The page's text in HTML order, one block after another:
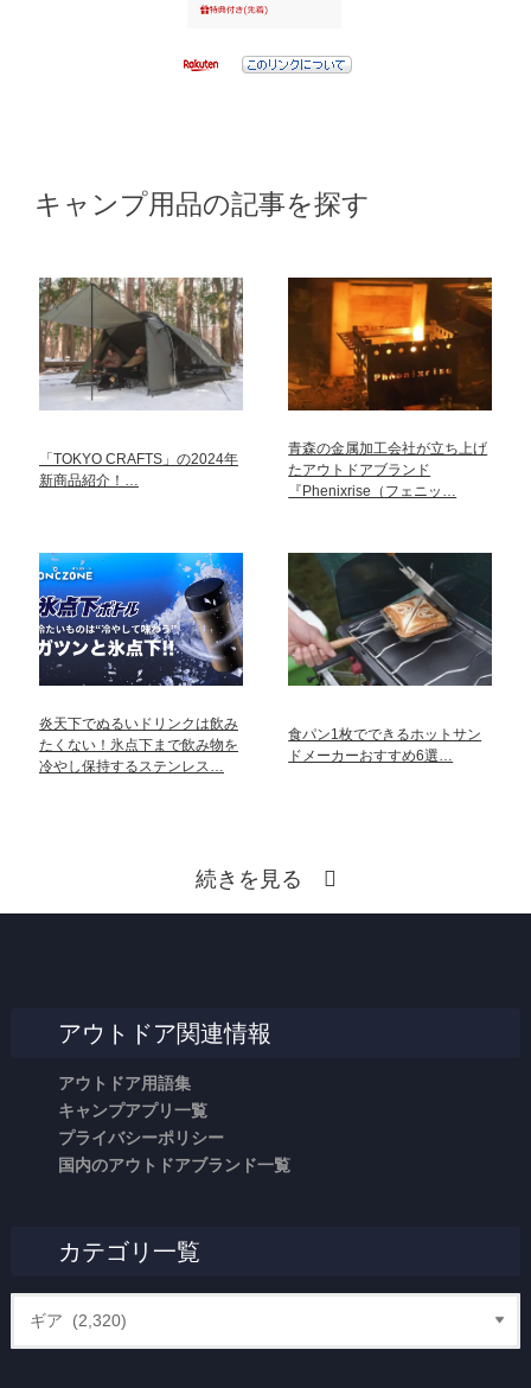
キャンプ用品の記事を探す
「TOKYO CRAFTS」の2024年
新商品紹介！…
青森の金属加工会社が立ち上げ
たアウトドアブランド
『Phenixrise（フェニッ…
炎天下でぬるいドリンクは飲み
たくない！氷点下まで飲み物を
冷やし保持するステンレス…
食パン1枚でできるホットサン
ドメーカーおすすめ6選…
続きを見る
アウトドア関連情報
アウトドア用語集
キャンプアプリ一覧
プライバシーポリシー
国内のアウトドアブランド一覧
カテゴリ一覧